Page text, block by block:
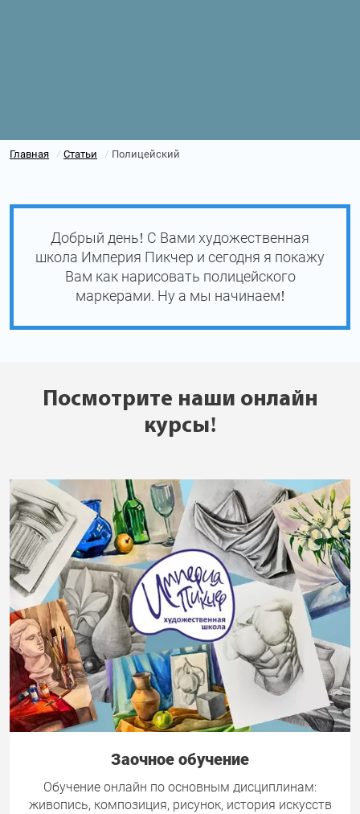
Главная / Статьи / Полицейский
Добрый день! С Вами художественная
школа Империя Пикчер и сегодня я покажу
Вам как нарисовать полицейского
маркерами. Ну а мы начинаем!
Посмотрите наши онлайн
курсы!
Заочное обучение
Обучение онлайн по основным дисциплинам:
живопись, композиция, рисунок, история искусств